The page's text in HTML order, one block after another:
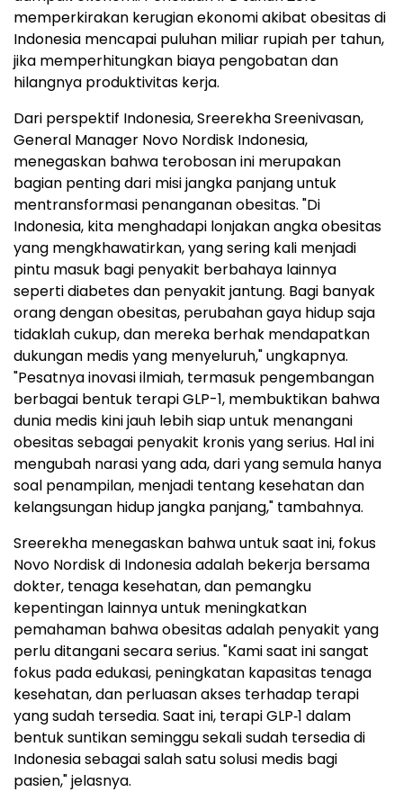
memperkirakan kerugian ekonomi akibat obesitas di
Indonesia mencapai puluhan miliar rupiah per tahun,
jika memperhitungkan biaya pengobatan dan
hilangnya produktivitas kerja.
Dari perspektif Indonesia, Sreerekha Sreenivasan,
General Manager Novo Nordisk Indonesia,
menegaskan bahwa terobosan ini merupakan
bagian penting dari misi jangka panjang untuk
mentransformasi penanganan obesitas. "Di
Indonesia, kita menghadapi lonjakan angka obesitas
yang mengkhawatirkan, yang sering kali menjadi
pintu masuk bagi penyakit berbahaya lainnya
seperti diabetes dan penyakit jantung. Bagi banyak
orang dengan obesitas, perubahan gaya hidup saja
tidaklah cukup, dan mereka berhak mendapatkan
dukungan medis yang menyeluruh," ungkapnya.
"Pesatnya inovasi ilmiah, termasuk pengembangan
berbagai bentuk terapi GLP-1, membuktikan bahwa
dunia medis kini jauh lebih siap untuk menangani
obesitas sebagai penyakit kronis yang serius. Hal ini
mengubah narasi yang ada, dari yang semula hanya
soal penampilan, menjadi tentang kesehatan dan
kelangsungan hidup jangka panjang," tambahnya.
Sreerekha menegaskan bahwa untuk saat ini, fokus
Novo Nordisk di Indonesia adalah bekerja bersama
dokter, tenaga kesehatan, dan pemangku
kepentingan lainnya untuk meningkatkan
pemahaman bahwa obesitas adalah penyakit yang
perlu ditangani secara serius. "Kami saat ini sangat
fokus pada edukasi, peningkatan kapasitas tenaga
kesehatan, dan perluasan akses terhadap terapi
yang sudah tersedia. Saat ini, terapi GLP‑1 dalam
bentuk suntikan seminggu sekali sudah tersedia di
Indonesia sebagai salah satu solusi medis bagi
pasien," jelasnya.